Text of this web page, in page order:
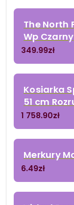
The North
Wp Czarny
349.99zł
Kosiarka
51 cm
1 758.90zł
Merkury
6.49zł